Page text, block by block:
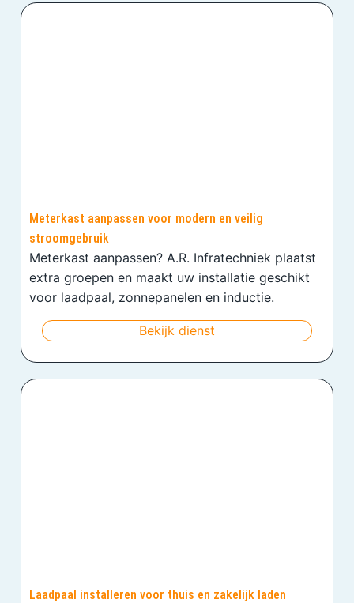
Meterkast aanpassen voor modern en veilig
stroomgebruik
Meterkast aanpassen? A.R. Infratechniek plaatst
extra groepen en maakt uw installatie geschikt
voor laadpaal, zonnepanelen en inductie.
Bekijk dienst
Laadpaal installeren voor thuis en zakelijk laden